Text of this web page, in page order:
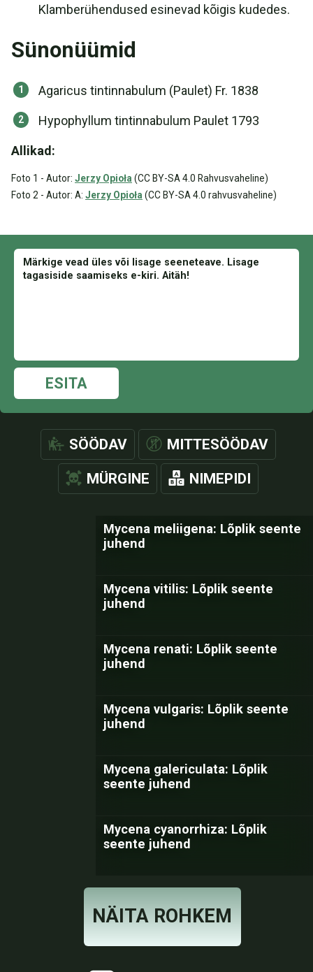
Klamberühendused esinevad kõigis kudedes.
Sünonüümid
Agaricus tintinnabulum (Paulet) Fr. 1838
Hypophyllum tintinnabulum Paulet 1793
Allikad:
Foto 1 - Autor: Jerzy Opioła (CC BY-SA 4.0 Rahvusvaheline)
Foto 2 - Autor: A: Jerzy Opioła (CC BY-SA 4.0 rahvusvaheline)
ESITA
SÖÖDAV MITTESÖÖDAV
MÜRGINE NIMEPIDI
Mycena meliigena: Lõplik seente
juhend
Mycena vitilis: Lõplik seente
juhend
Mycena renati: Lõplik seente
juhend
Mycena vulgaris: Lõplik seente
juhend
Mycena galericulata: Lõplik
seente juhend
Mycena cyanorrhiza: Lõplik
seente juhend
NÄITA ROHKEM